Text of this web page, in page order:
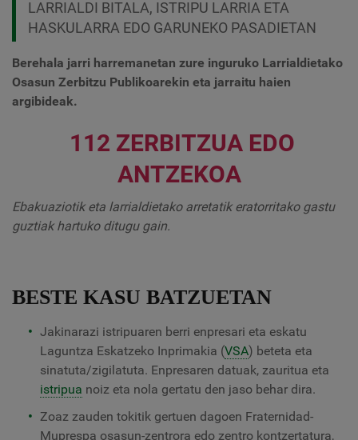
LARRIALDI BITALA, ISTRIPU LARRIA ETA
HASKULARRA EDO GARUNEKO PASADIETAN
Berehala jarri harremanetan zure inguruko Larrialdietako
Osasun Zerbitzu Publikoarekin eta jarraitu haien
argibideak.
112 ZERBITZUA EDO
ANTZEKOA
Ebakuaziotik eta larrialdietako arretatik eratorritako gastu
guztiak hartuko ditugu gain.
BESTE KASU BATZUETAN
Jakinarazi istripuaren berri enpresari eta eskatu
Laguntza Eskatzeko Inprimakia (VSA) beteta eta
sinatuta/zigilatuta. Enpresaren datuak, zauritua eta
istripua noiz eta nola gertatu den jaso behar dira.
Zoaz zauden tokitik gertuen dagoen Fraternidad-
Muprespa osasun-zentrora edo zentro kontzertatura,